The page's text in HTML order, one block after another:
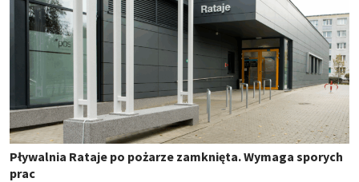
Pływalnia Rataje po pożarze zamknięta. Wymaga sporych
prac